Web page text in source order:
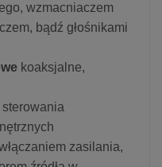
wzmacniaczem
bądź głośnikami
koaksjalne,
sterowania
zasilania,